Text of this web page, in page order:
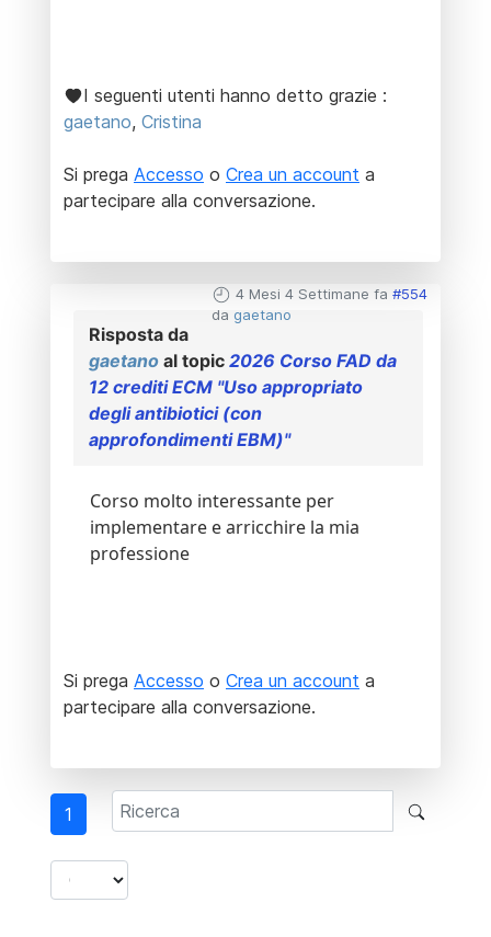
I seguenti utenti hanno detto grazie :
gaetano, Cristina
Si prega Accesso o Crea un account a
partecipare alla conversazione.
4 Mesi 4 Settimane fa #554
da gaetano
Risposta da
gaetano al topic 2026 Corso FAD da
12 crediti ECM "Uso appropriato
degli antibiotici (con
approfondimenti EBM)"
Corso molto interessante per
implementare e arricchire la mia
professione
Si prega Accesso o Crea un account a
partecipare alla conversazione.
1